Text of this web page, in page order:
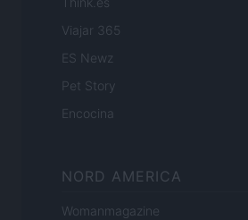
Viajar 365
ES Newz
Pet Story
Encocina
NORD AMERICA
Womanmagazine